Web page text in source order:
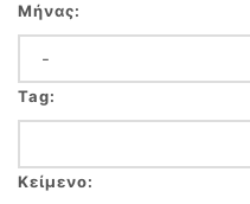
Μήνας:
Tag:
Κείμενο: